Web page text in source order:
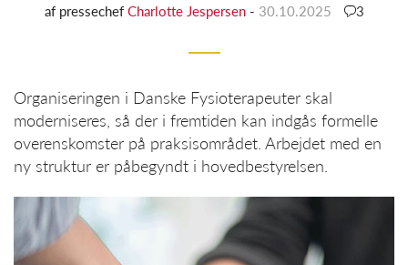
af pressechefCharlotte Jespersen - 30.10.2025 3
Organiseringen i Danske Fysioterapeuter skal
moderniseres, så der i fremtiden kan indgås formelle
overenskomster på praksisområdet. Arbejdet med en
ny struktur er påbegyndt i hovedbestyrelsen.